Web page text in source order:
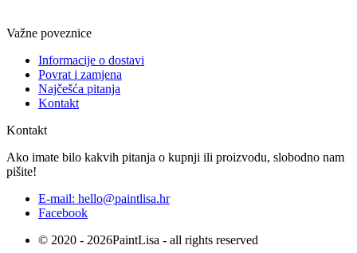
Važne poveznice
Informacije o dostavi
Povrat i zamjena
Najčešća pitanja
Kontakt
Kontakt
Ako imate bilo kakvih pitanja o kupnji ili proizvodu, slobodno nam
pišite!
E-mail: hello@paintlisa.hr
Facebook
© 2020 - 2026PaintLisa - all rights reserved